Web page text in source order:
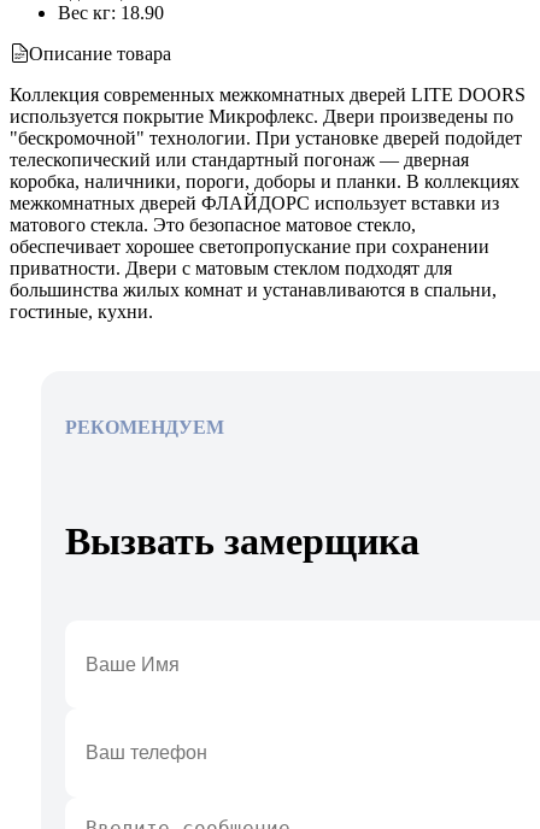
Вес кг: 18.90
Описание товара
Коллекция современных межкомнатных дверей LITE DOORS
используется покрытие Микрофлекс. Двери произведены по
"бескромочной" технологии. При установке дверей подойдет
телескопический или стандартный погонаж — дверная
коробка, наличники, пороги, доборы и планки. В коллекциях
межкомнатных дверей ФЛАЙДОРС использует вставки из
матового стекла. Это безопасное матовое стекло,
обеспечивает хорошее светопропускание при сохранении
приватности. Двери с матовым стеклом подходят для
большинства жилых комнат и устанавливаются в спальни,
гостиные, кухни.
РЕКОМЕНДУЕМ
Вызвать замерщика